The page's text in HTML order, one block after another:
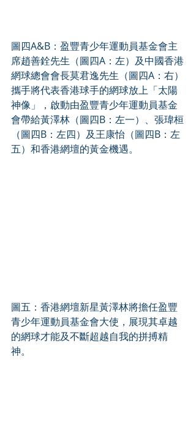
圖四A&B：盈豐青少年運動員基金會主
席趙善銓先生（圖四A：左）及中國香港
網球總會會長莫君逸先生（圖四A：右）
攜手將代表香港球手的網球放上「太陽
神像」，啟動由盈豐青少年運動員基金
會帶給黃澤林（圖四B：左一）、張瑋桓
（圖四B：左四）及王康怡（圖四B：左
五）和香港網壇的黃金機遇。
圖五：香港網壇新星黃澤林將擔任盈豐
青少年運動員基金會大使，展現其卓越
的網球才能及不斷超越自我的拼搏精
神。